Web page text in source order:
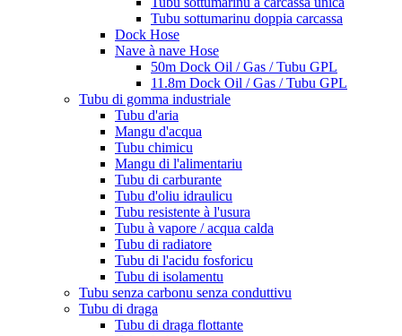
Tubu sottumarinu doppia carcassa
Dock Hose
Nave à nave Hose
50m Dock Oil / Gas / Tubu GPL
11.8m Dock Oil / Gas / Tubu GPL
Tubu di gomma industriale
Tubu d'aria
Mangu d'acqua
Tubu chimicu
Mangu di l'alimentariu
Tubu di carburante
Tubu d'oliu idraulicu
Tubu resistente à l'usura
Tubu à vapore / acqua calda
Tubu di radiatore
Tubu di l'acidu fosforicu
Tubu di isolamentu
Tubu senza carbonu senza conduttivu
Tubu di draga
Tubu di draga flottante